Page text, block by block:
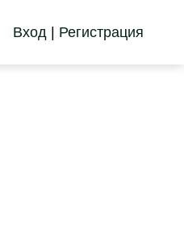
Вход | Регистрация